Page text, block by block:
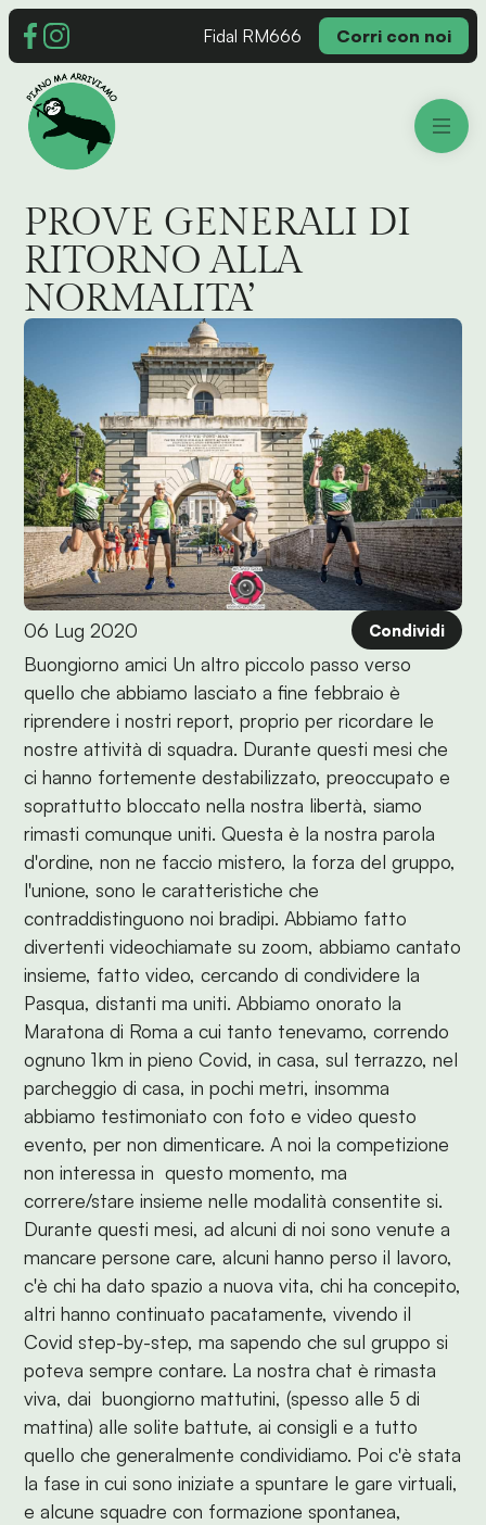
Fidal RM666 Corri con noi
PROVE GENERALI DI
RITORNO ALLA
NORMALITA’
06 Lug 2020 Condividi
Buongiorno amici Un altro piccolo passo verso
quello che abbiamo lasciato a fine febbraio è
riprendere i nostri report, proprio per ricordare le
nostre attività di squadra. Durante questi mesi che
ci hanno fortemente destabilizzato, preoccupato e
soprattutto bloccato nella nostra libertà, siamo
rimasti comunque uniti. Questa è la nostra parola
d'ordine, non ne faccio mistero, la forza del gruppo,
l'unione, sono le caratteristiche che
contraddistinguono noi bradipi. Abbiamo fatto
divertenti videochiamate su zoom, abbiamo cantato
insieme, fatto video, cercando di condividere la
Pasqua, distanti ma uniti. Abbiamo onorato la
Maratona di Roma a cui tanto tenevamo, correndo
ognuno 1km in pieno Covid, in casa, sul terrazzo, nel
parcheggio di casa, in pochi metri, insomma
abbiamo testimoniato con foto e video questo
evento, per non dimenticare. A noi la competizione
non interessa in questo momento, ma
correre/stare insieme nelle modalità consentite si.
Durante questi mesi, ad alcuni di noi sono venute a
mancare persone care, alcuni hanno perso il lavoro,
c'è chi ha dato spazio a nuova vita, chi ha concepito,
altri hanno continuato pacatamente, vivendo il
Covid step-by-step, ma sapendo che sul gruppo si
poteva sempre contare. La nostra chat è rimasta
viva, dai buongiorno mattutini, (spesso alle 5 di
mattina) alle solite battute, ai consigli e a tutto
quello che generalmente condividiamo. Poi c'è stata
la fase in cui sono iniziate a spuntare le gare virtuali,
e alcune squadre con formazione spontanea,